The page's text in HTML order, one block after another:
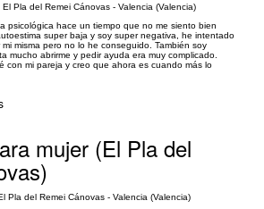
Pla del Remei Cánovas - Valencia (Valencia)
psicológica hace un tiempo que no me siento bien
super baja y soy super negativa, he intentado
misma pero no lo he conseguido. También soy
mucho abrirme y pedir ayuda era muy complicado.
con mi pareja y creo que ahora es cuando más lo
mujer (El Pla del
Pla del Remei Cánovas - Valencia (Valencia)